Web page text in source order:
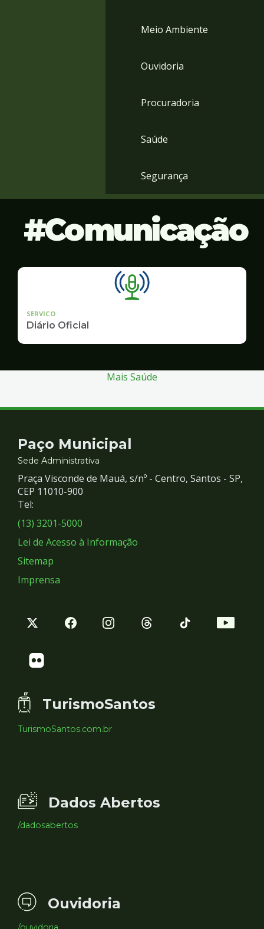
Meio Ambiente
Ouvidoria
Procuradoria
Saúde
Segurança
Comunicação
SERVICO
Diário Oficial
Mais Saúde
Contato
e
Redes
Sociais
Paço Municipal
Sede Administrativa
Praça Visconde de Mauá, s/nº - Centro, Santos - SP,
CEP 11010-900
Tel:
(13) 3201-5000
Lei de Acesso à Informação
Sitemap
Imprensa
TurismoSantos
TurismoSantos.com.br
Dados Abertos
/dadosabertos
Ouvidoria